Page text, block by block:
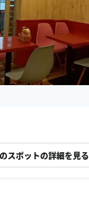
スポットの詳細を見る